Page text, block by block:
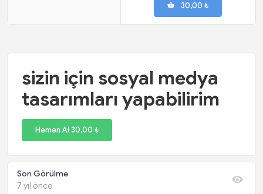
30,00 ₺
sizin için sosyal medya
tasarımları yapabilirim
Hemen Al 30,00 ₺
Son Görülme
7 yıl önce